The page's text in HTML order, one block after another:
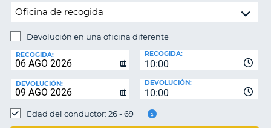
MI
Devolución en una oficina diferente
DE
DEVOLUCIÓN:
RECOGIDA:
10:00
RECOGIDA:
DEVOLUCIÓN:
10:00
DEVOLUCIÓN:
Edad del conductor: 26 - 69